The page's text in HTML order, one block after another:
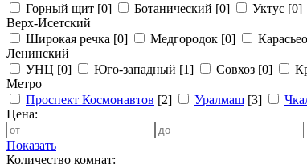
Горный щит [0] Ботанический [0] Уктус [0]
Верх-Исетский
Широкая речка [0] Медгородок [0]
Ленинский
УНЦ [0] Юго-западный [1] Совхоз [0]
Метро
Проспект Космонавтов [2] Уралмаш [3]
Цена:
Показать
Количество комнат: